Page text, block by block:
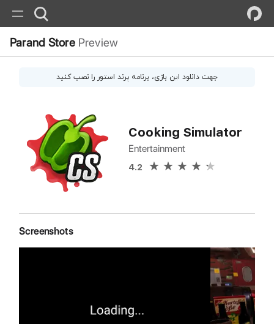
Parand Store Preview
جهت دانلود این بازی، برنامه پرند استور را نصب کنید
Cooking Simulator
Entertainment
4.2
Screenshots